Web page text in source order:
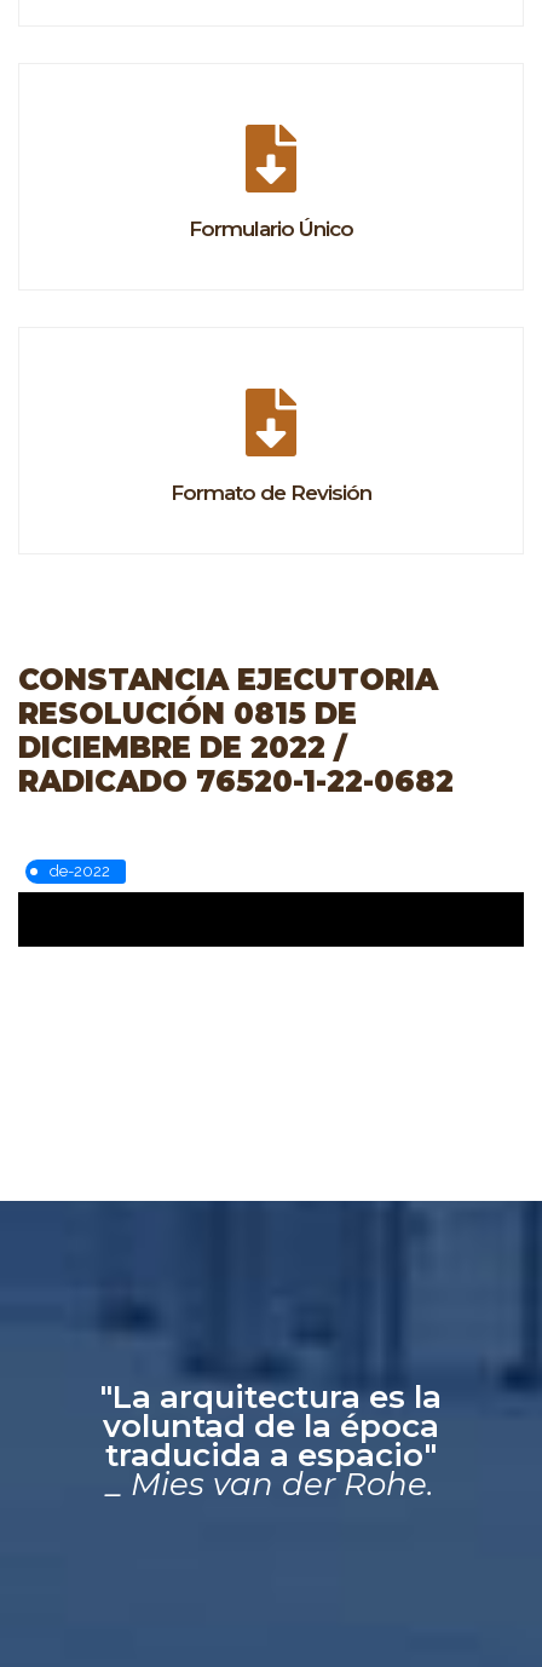
Formulario Único
Formato de Revisión
CONSTANCIA EJECUTORIA
RESOLUCIÓN 0815 DE
DICIEMBRE DE 2022 /
RADICADO 76520-1-22-0682
de-2022
"La arquitectura es la
voluntad de la época
traducida a espacio"
_ Mies van der Rohe.